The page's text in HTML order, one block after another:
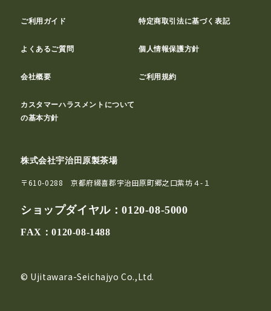
ご利用ガイド 特定商取引法に基づく表記
よくあるご質問 個人情報保護方針
会社概要 ご利用規約
カスタマーハラスメントについて
の基本方針
株式会社宇治田原製茶場
〒610-0288 京都府綴喜郡宇治田原町郷之口紫坊４-１
ショップダイヤル：0120-08-5000
FAX：0120-08-1488
© Ujitawara-Seichajyo Co.,Ltd.